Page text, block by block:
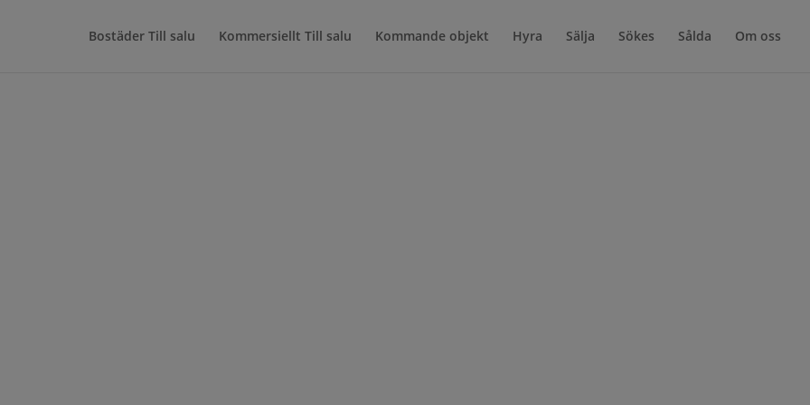
Bostäder Till salu Kommersiellt Till salu Kommande objekt Hyra Sälja Sökes Sålda Om oss